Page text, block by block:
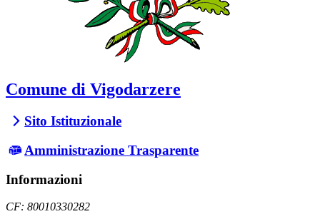
Comune di Vigodarzere
Sito Istituzionale
Amministrazione Trasparente
Informazioni
CF: 80010330282